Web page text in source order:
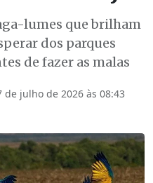
lumes que brilham
dos parques
de fazer as malas
de julho de 2026 às 08:43